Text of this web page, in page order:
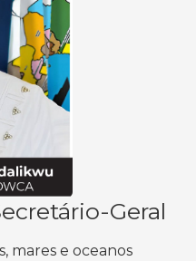
Geral
mares e oceanos